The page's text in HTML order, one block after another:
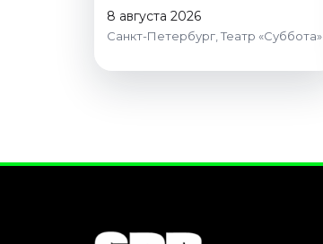
8 августа 2026
Санкт-Петербург, Театр «Суббота»